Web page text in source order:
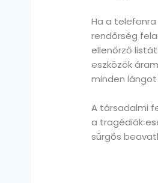
Ha a telefonra
rendőrség
ellenőrző
eszközök
minden lángot
A társadalmi
a tragédiák
sürgős